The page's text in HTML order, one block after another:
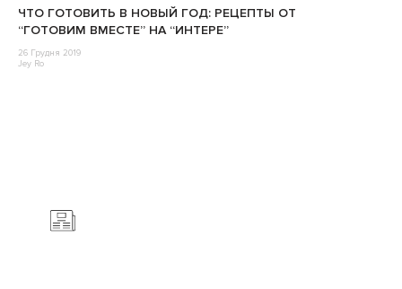
ЧТО ГОТОВИТЬ В НОВЫЙ ГОД: РЕЦЕПТЫ ОТ
“ГОТОВИМ ВМЕСТЕ” НА “ИНТЕРЕ”
26 Грудня 2019
Jey Ro